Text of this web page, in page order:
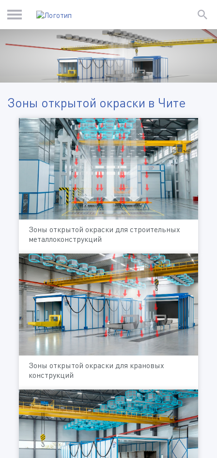
Зоны открытой окраски в Чите
Зоны открытой окраски для строительных
металлоконструкций
Зоны открытой окраски для крановых
конструкций